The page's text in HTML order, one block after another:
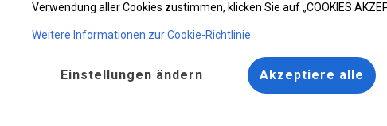
Verwendung aller Cookies zustimmen, klicken Sie auf „COOKIES
Weitere Informationen zur Cookie-Richtlinie
Einstellungen ändern Akzeptiere alle